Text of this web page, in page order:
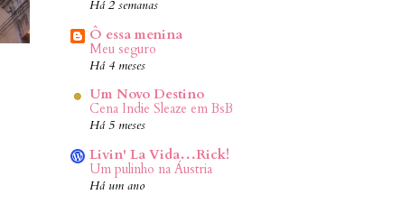
Há 2 semanas
Ô essa menina
Meu seguro
Há 4 meses
Um Novo Destino
Cena Indie Sleaze em BsB
Há 5 meses
Livin' La Vida…Rick!
Um pulinho na Áustria
Há um ano